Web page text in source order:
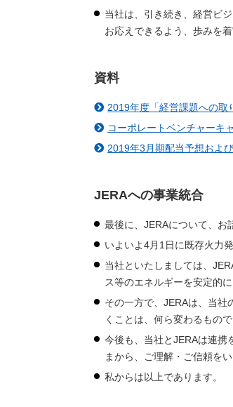
当社は、引き続き、経営ビ
お応えできるよう、歩みを
資料
2019年度「経営課題への取
コーポレートベンチャーキ
2019年3月期配当予想およ
JERAへの事業統合
最後に、JERAについて、お
いよいよ4月1日に既存火力
当社といたしましては、
ス等のエネルギーを安定的
その一方で、JERAは、当社
くことは、何ら変わるもので
今後も、当社とJERAは連携
まから、ご理解・ご信頼を
私からは以上であります。